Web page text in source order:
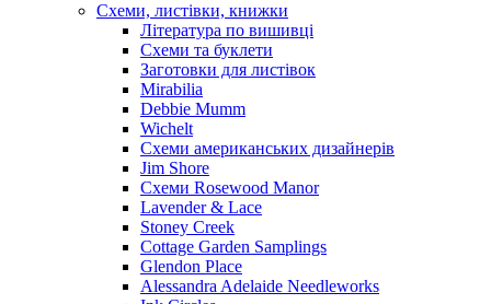
Схеми, листівки, книжки
Література по вишивці
Схеми та буклети
Заготовки для листівок
Mirabilia
Debbie Mumm
Wichelt
Схеми американських дизайнерів
Jim Shore
Cхеми Rosewood Manor
Lavender & Lace
Stoney Creek
Cottage Garden Samplings
Glendon Place
Alessandra Adelaide Needleworks